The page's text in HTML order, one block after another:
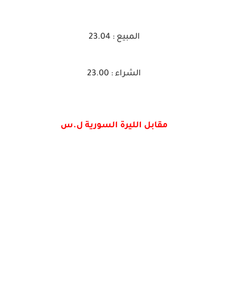
المبيع : 23.04
الشراء : 23.00
مقابل الليرة السورية ل.س